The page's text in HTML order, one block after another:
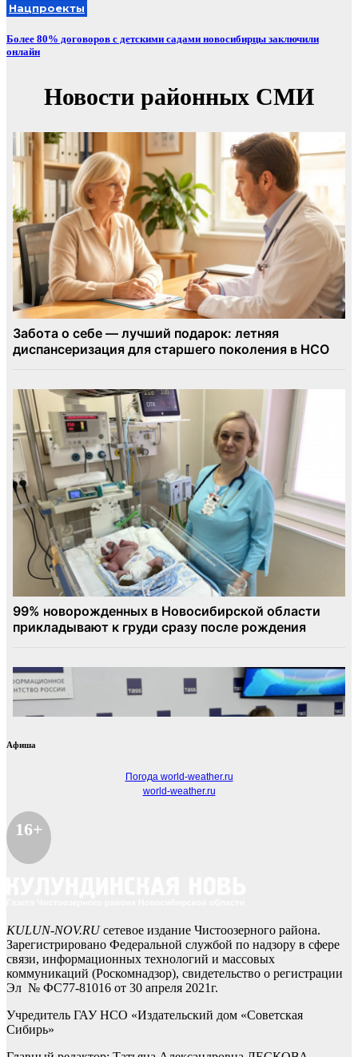
Нацпроекты
Более 80% договоров с детскими садами новосибирцы заключили
онлайн
Афиша
Погода world-weather.ru
world-weather.ru
16+
KULUN-NOV.RUсетевое издание Чистоозерного района.
Зарегистрировано Федеральной службой по надзору в сфере
связи, информационных технологий и массовых
коммуникаций (Роскомнадзор), свидетельство о регистрации
Эл № ФС77-81016 от 30 апреля 2021г.
Учредитель ГАУ НСО «Издательский дом «Советская
Сибирь»